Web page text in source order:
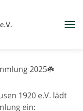
2025☘️
1920 e.V. lädt
ein: